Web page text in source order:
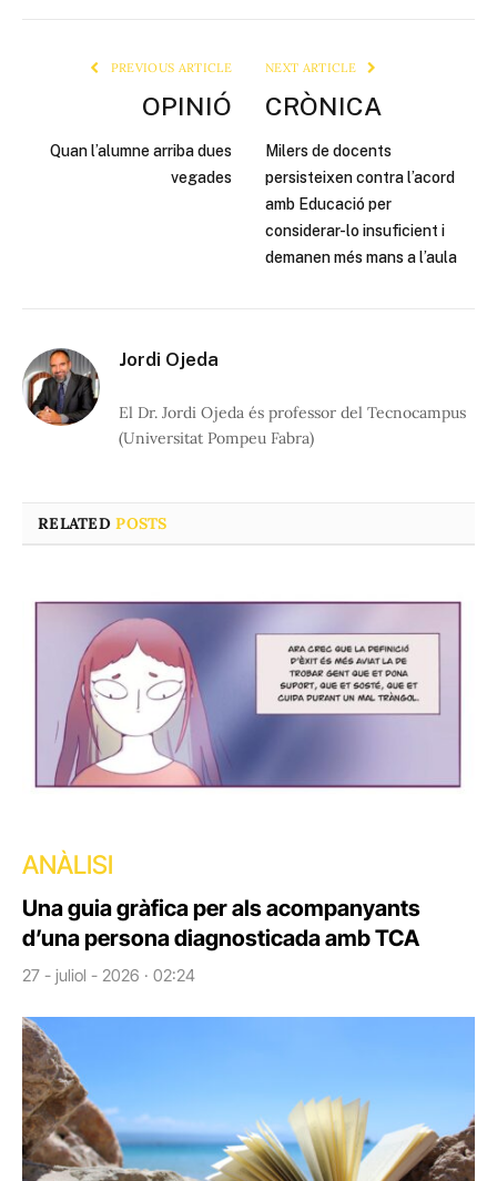
PREVIOUS ARTICLE
OPINIÓ
Quan l’alumne arriba dues
vegades
NEXT ARTICLE
CRÒNICA
Milers de docents
persisteixen contra l’acord
amb Educació per
considerar-lo insuficient i
demanen més mans a l’aula
Jordi Ojeda
El Dr. Jordi Ojeda és professor del Tecnocampus
(Universitat Pompeu Fabra)
RELATEDPOSTS
ANÀLISI
Una guia gràfica per als acompanyants
d’una persona diagnosticada amb TCA
27 - juliol - 2026 · 02:24